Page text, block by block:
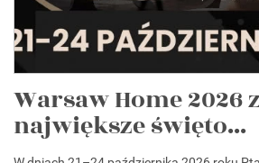
Warsaw Home 2026
największe święto...